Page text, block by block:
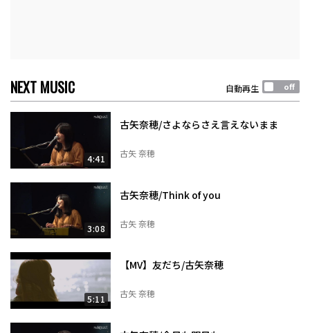
NEXT MUSIC 自動再生
4:41
古矢奈穂/さよならさえ言えないまま
古矢 奈穂
3:08
古矢奈穂/Think of you
古矢 奈穂
5:11
【MV】友だち/古矢奈穂
古矢 奈穂